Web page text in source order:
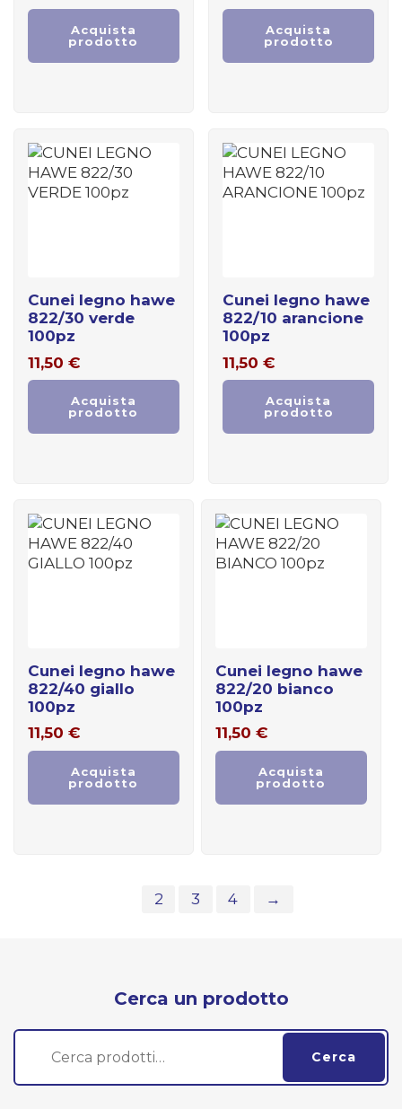
Acquista
prodotto
Acquista
prodotto
cunei legno hawe
822/30 verde
100pz
11,50 €
Acquista
prodotto
cunei legno hawe
822/10 arancione
100pz
11,50 €
Acquista
prodotto
cunei legno hawe
822/40 giallo
100pz
11,50 €
Acquista
prodotto
cunei legno hawe
822/20 bianco
100pz
11,50 €
Acquista
prodotto
2 3 4 →
Cerca un prodotto
Cerca:
Cerca